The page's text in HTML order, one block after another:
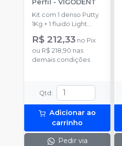
Perfil -VIGODENT
Kit com 1 denso Putty
1Kg + 1 fluido Light
Body 120g + 1
catalisador 60ml.
R$ 212,33 no Pix
ou R$ 218,90 nas
demais condições
Qtd :
Adicionar ao
carrinho
Pedir via